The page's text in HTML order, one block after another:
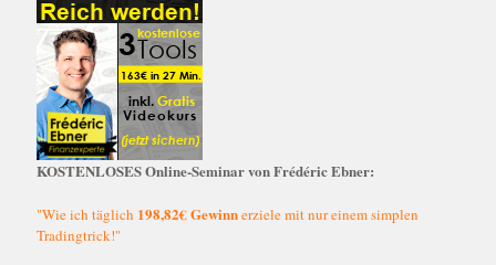
KOSTENLOSES Online-Seminar von Frédéric Ebner:
"Wie ich täglich 198,82€ Gewinnerziele mit nur einem simplen
Tradingtrick!"